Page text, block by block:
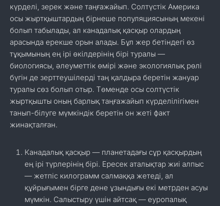
күрделі, зерек және таңғажайып. Солтүстік Америка
осы жыртқыштардың бірнеше популяциясының мекені
болып табылады, ал канадалық қасқыр олардың
арасында ерекше орын алады. Бұл жер бетіндегі өз
тұқымының ең ірі өкілдерінің бірі туралы —
биологиясы, әлеуметтік өмірі және экологиялық рөлі
бүгін де зерттеушілерді таң қалдыра беретін жануар
туралы сөз болып отыр. Төменде осы солтүстік
жыртқышты оның барлық таңғажайып күрделілігімен
танып-білуге мүмкіндік беретін он жеті факт
жинақталған.
Канадалық қасқыр — планетадағы сұр қасқырдың
ең ірі түрлерінің бірі. Ересек аталықтар жиі алпыс
— жетпіс килограмм салмаққа жетеді, ал
құйрығымен бірге дене ұзындығы екі метрден асуы
мүмкін. Салыстыру үшін айтсақ — еуропалық